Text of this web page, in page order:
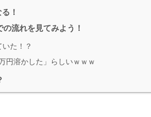
！
流れを見てみよう！
た！？
円溶かした」らしいｗｗｗ